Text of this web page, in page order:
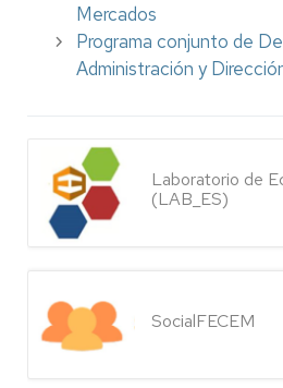
Mercados
Programa conjunto de
Administración y
Laboratorio de
(LAB_ES)
SocialFECEM